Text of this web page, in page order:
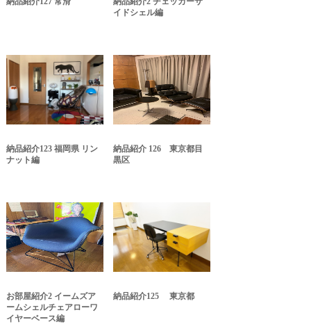
イドシェル編
納品紹介123 福岡県 リン
ナット編
納品紹介 126 東京都目
黒区
お部屋紹介2 イームズア
ームシェルチェアローワ
イヤーベース編
納品紹介125 東京都